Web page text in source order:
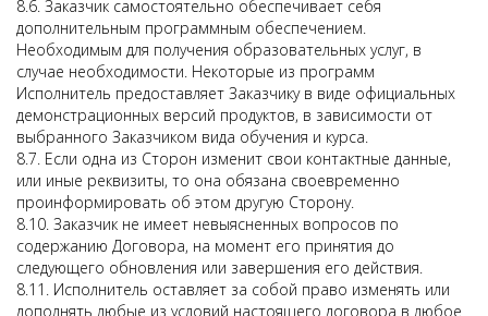
8.6. Заказчик самостоятельно обеспечивает себя
дополнительным программным обеспечением.
Необходимым для получения образовательных услуг, в
случае необходимости. Некоторые из программ
Исполнитель предоставляет Заказчику в виде официальных
демонстрационных версий продуктов, в зависимости от
выбранного Заказчиком вида обучения и курса.
8.7. Если одна из Сторон изменит свои контактные данные,
или иные реквизиты, то она обязана своевременно
проинформировать об этом другую Сторону.
8.10. Заказчик не имеет невыясненных вопросов по
содержанию Договора, на момент его принятия до
следующего обновления или завершения его действия.
8.11. Исполнитель оставляет за собой право изменять или
дополнять любые из условий настоящего договора в любое